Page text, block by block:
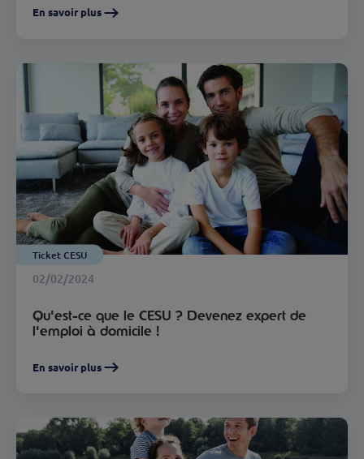
En savoir plus
Ticket CESU
02/02/2024
Qu'est-ce que le CESU ? Devenez expert de
l'emploi à domicile !
En savoir plus